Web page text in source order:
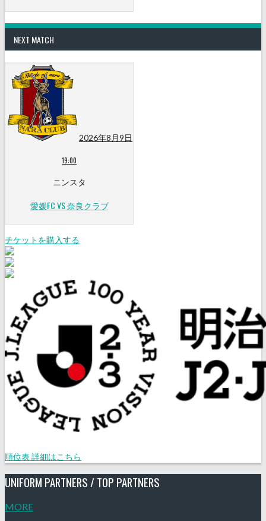
NEXT MATCH
2026年8月9日
19:00
ニンスタ
愛媛FC VS 奈良クラブ
チケットを購入する
順位表 詳細はこちら
UNIFORM PARTNERS / TOP PARTNERS
MORE